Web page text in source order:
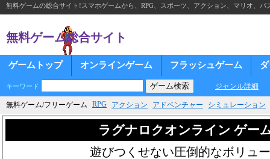
無料ゲームの総合サイト!スマホゲームから、RPG、スポーツ、アクション、マリオ、
無料ゲーム総合サイト
ゲームトップ オンラインゲーム フラッシュゲーム
キーワード ジャンル詳細
無料ゲーム/フリーゲーム RPG アクション アドベンチャー シミュレーション
ラグナロクオンライン ゲー
遊びつくせない圧倒的なボリュ